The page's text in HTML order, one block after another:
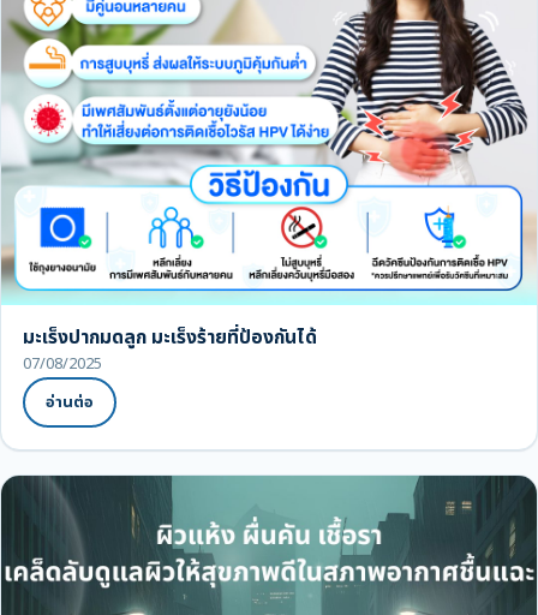
มะเร็งปากมดลูก มะเร็งร้ายที่ป้องกันได้
07/08/2025
อ่านต่อ